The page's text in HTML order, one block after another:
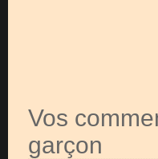
Vos
garçon